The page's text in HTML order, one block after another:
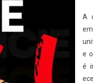
A
e
é